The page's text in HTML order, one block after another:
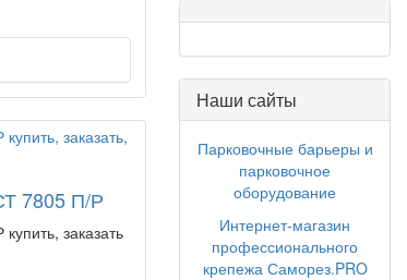
7805 П/Р
заказать
Наши сайты
Парковочные барьеры и
парковочное
оборудование
Интернет-магазин
профессионального
крепежа Саморез.PRO